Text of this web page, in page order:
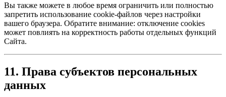
Вы также можете в любое время ограничить или полностью
запретить использование cookie-файлов через настройки
вашего браузера. Обратите внимание: отключение cookies
может повлиять на корректность работы отдельных функций
Сайта.
11. Права субъектов персональных
данных